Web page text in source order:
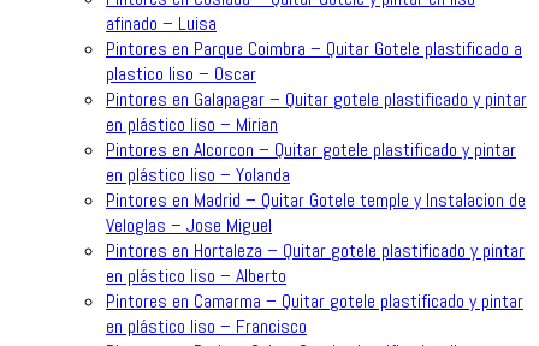
afinado – Luisa
Pintores en Parque Coimbra – Quitar Gotele plastificado a
plastico liso – Oscar
Pintores en Galapagar – Quitar gotele plastificado y pintar
en plástico liso – Mirian
Pintores en Alcorcon – Quitar gotele plastificado y pintar
en plástico liso – Yolanda
Pintores en Madrid – Quitar Gotele temple y Instalacion de
Veloglas – Jose Miguel
Pintores en Hortaleza – Quitar gotele plastificado y pintar
en plástico liso – Alberto
Pintores en Camarma – Quitar gotele plastificado y pintar
en plástico liso – Francisco